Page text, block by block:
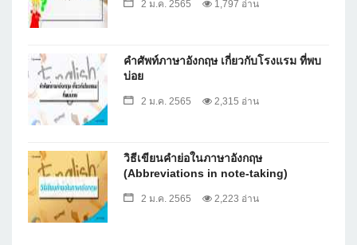
2 ม.ค. 2565 1,797 อ่าน
คำศัพท์ภาษาอังกฤษ เกี่ยวกับโรงแรม ที่พบ
บ่อย
2 ม.ค. 2565 2,315 อ่าน
วิธีเขียนคำย่อในภาษาอังกฤษ
(Abbreviations in note-taking)
2 ม.ค. 2565 2,223 อ่าน